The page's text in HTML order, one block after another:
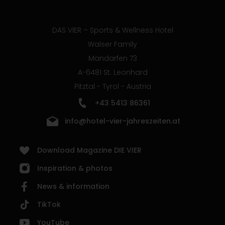
DAS VIER – Sports & Wellness Hotel
Walser Family
Mandarfen 73
A-6481 St. Leonhard
Pitztal - Tyrol - Austria
+43 5413 86361
info@hotel-vier-jahreszeiten.at
Download Magazine DIE VIER
Inspiration & photos
News & information
TikTok
YouTube